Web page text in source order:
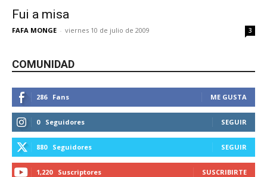
Fui a misa
FAFA MONGE - viernes 10 de julio de 2009 3
COMUNIDAD
286 Fans ME GUSTA
0 Seguidores SEGUIR
880 Seguidores SEGUIR
1,220 Suscriptores SUSCRIBIRTE